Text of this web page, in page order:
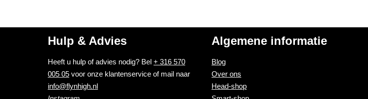
Hulp & Advies
Heeft u hulp of advies nodig? Bel + 316 570
005 05 voor onze klantenservice of mail naar
info@flynhigh.nl
Algemene informatie
Blog
Over ons
Head-shop